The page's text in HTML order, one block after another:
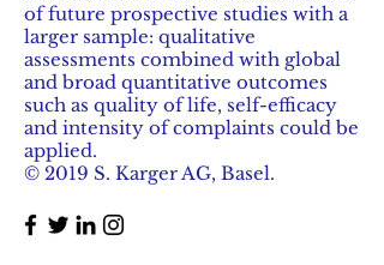
of future prospective studies with a
larger sample: qualitative
assessments combined with global
and broad quantitative outcomes
such as quality of life, self-efficacy
and intensity of complaints could be
applied.
© 2019 S. Karger AG, Basel.